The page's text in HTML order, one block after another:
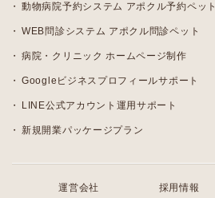
動物病院予約システム アポクル予約ペット
WEB問診システム アポクル問診ペット
病院・クリニック ホームページ制作
Googleビジネスプロフィールサポート
LINE公式アカウント運用サポート
新規開業パッケージプラン
運営会社 採用情報